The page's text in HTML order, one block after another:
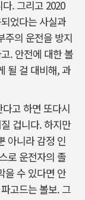
. 그리고 2020
었다는 사실과
주의 운전을 방지
. 안전에 대한 볼
될 걸 대비해, 과
고 하면 또다시
겁니다. 하지만
아니라 감정 인
로 운전자의 졸
을 수 있다면 안
고드는 볼보. 그